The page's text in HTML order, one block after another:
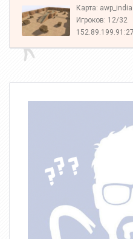
Карта: awp_india
Игроков: 12/32